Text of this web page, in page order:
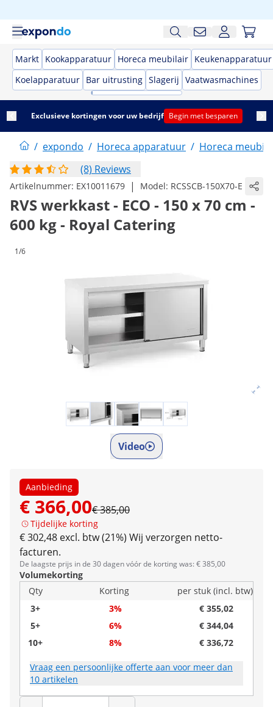
Markt Kookapparatuur Horeca meubilair Keukenapparatuur
Koelapparatuur Bar uitrusting Slagerij Vaatwasmachines
Exclusieve kortingen voor uw bedrijf Begin met besparen
/ expondo / Horeca apparatuur / Horeca
(8) Reviews
Artikelnummer: EX10011679 | Model: RCSSCB-150X70-E
RVS werkkast - ECO - 150 x 70 cm -
600 kg - Royal Catering
1/6
Video
Aanbieding
€ 366,00€ 385,00
Tijdelijke korting
€ 302,48 excl. btw (21%) Wij verzorgen netto-
facturen.
De laagste prijs in de 30 dagen vóór de korting was: € 385,00
Volumekorting
Qty
Korting
per stuk (incl. btw)
3+
3%
€ 355,02
5+
6%
€ 344,04
10+
8% € 336,72
Vraag een persoonlijke offerte aan voor meer dan
10 artikelen
Hoeveelheid